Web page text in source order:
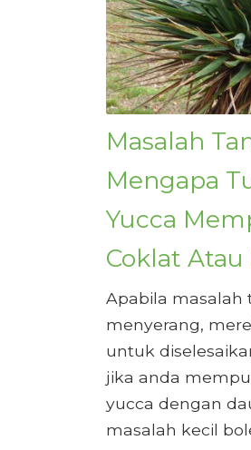
Masalah
Mengapa
Yucca
Coklat
Apabila masalah
menyerang,
untuk
jika anda
yucca dengan
masalah kecil